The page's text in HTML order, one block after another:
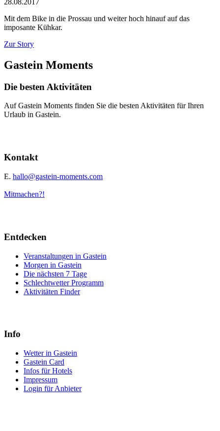
28.08.2017
Mit dem Bike in die Prossau und weiter hoch hinauf auf das
imposante Kühkar.
Zur Story
Gastein Moments
Die besten Aktivitäten
Auf Gastein Moments finden Sie die besten Aktivitäten für Ihren
Urlaub in Gastein.
Kontakt
E. hallo@gastein-moments.com
Mitmachen?!
Entdecken
Veranstaltungen in Gastein
Morgen in Gastein
Die nächsten 7 Tage
Schlechtwetter Programm
Aktivitäten Finder
Info
Wetter in Gastein
Gastein Card
Infos für Hotels
Impressum
Login für Anbieter